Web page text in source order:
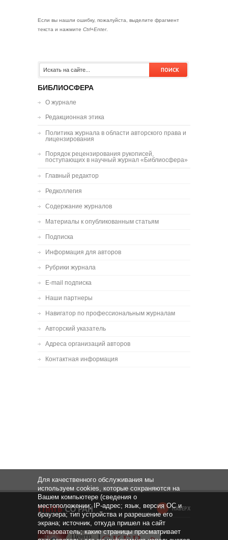
Если вы нашли ошибку, пожалуйста, выделите фрагмент
текста и нажмите Ctrl+Enter.
БИБЛИОСФЕРА
О журнале
Редакционная этика
Политика журнала в области авторского права и
лицензирования
Порядок рецензирования рукописей,
поступающих в научный журнал «Библиосфера»
Главный редактор
Редколлегия
Содержание журналов
Материалы к опубликованным статьям
Подписка
Информация для авторов
Рубрики журнала
E-mail подписка
Наши партнеры
Навигатор по профессиональным журналам
Авторский указатель
Адреса организаций авторов
Контактная информация
НАВЕРХ
Для качественного обслуживания мы
используем cookies, которые сохраняются на
Вашем компьютере (сведения о
местоположении; IP-адрес; язык, версия ОС и
браузера; тип устройства и разрешение его
экрана; источник, откуда пришел на сайт
пользователь; какие страницы просматривает